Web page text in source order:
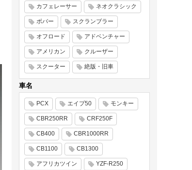
カフェレーサー ネオクラシック
ボバー スクランブラー
オフロード アドベンチャー
アメリカン クルーザー
スクーター 絶版・旧車
車名
PCX エイプ50 モンキー
CBR250RR CRF250F
CB400 CBR1000RR
CB1100 CB1300
アフリカツイン YZF-R250